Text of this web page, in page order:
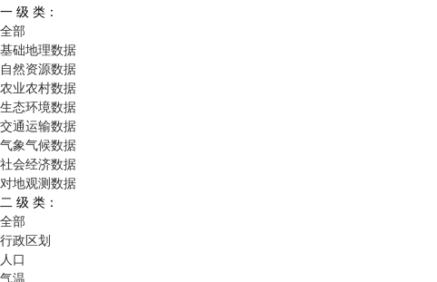
一 级 类：
全部
基础地理数据
自然资源数据
农业农村数据
生态环境数据
交通运输数据
气象气候数据
社会经济数据
对地观测数据
二 级 类：
全部
行政区划
人口
气温